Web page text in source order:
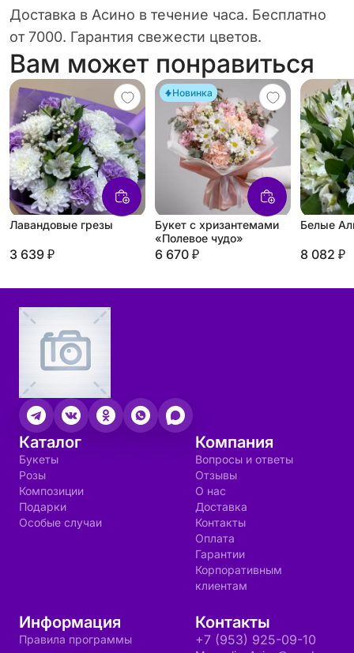
Доставка в Асино в течение часа. Бесплатно
от 7000. Гарантия свежести цветов.
Вам может понравиться
Лавандовые грезы
3 639 ₽
Новинка
Букет с хризантемами
«Полевое чудо»
6 670 ₽
Белые
8 082 ₽
Каталог
Букеты
Розы
Композиции
Подарки
Особые случаи
Компания
Вопросы и ответы
Отзывы
О нас
Доставка
Контакты
Оплата
Гарантии
Корпоративным
клиентам
Информация
Правила программы
Контакты
+7 (953) 925-09-10